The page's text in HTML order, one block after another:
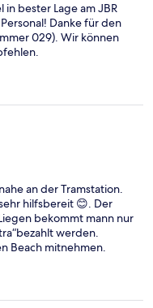
bester Lage am JBR
Danke für den
029). Wir können
an der Tramstation.
hilfsbereit 😊. Der
bekommt mann nur
werden.
Beach mitnehmen.
kann.👍